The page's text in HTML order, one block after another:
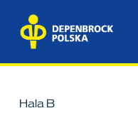
content
Hala B